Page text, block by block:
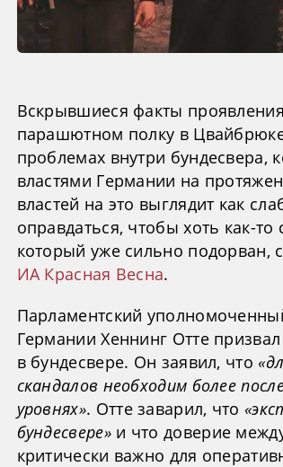
Вскрывшиеся факты
парашютном полку в
проблемах внутри бундесвера,
властями Германии на
властей на это выглядит как
оправдаться, чтобы хоть как-
который уже сильно подорван,
ИА Красная Весна.
Парламентский
Германии Хеннинг Отте
в бундесвере. Он заявил, что
скандалов необходим более
уровнях». Отте заварил, что
бундесвере»и что доверие
критически важно для